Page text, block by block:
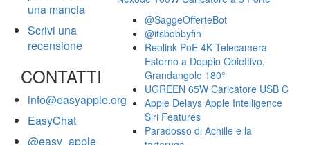
una mancia
Scrivi una
recensione
CONTATTI
info@easyapple.org
EasyChat
@easy_apple
@SaggeOfferteBot
@itsbobbyfin
Reolink PoE 4K Telecamera
Esterno a Doppio Obiettivo,
Grandangolo 180°
UGREEN 65W Caricatore USB C
Apple Delays Apple Intelligence
Siri Features
Paradosso di Achille e la